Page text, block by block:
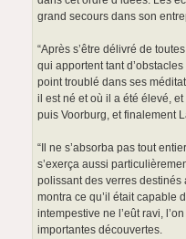
grand secours dans son
“Après s’être délivré de
qui apportent tant
point troublé dans ses
il est né et où il a été élevé,
puis Voorburg, et finalement
“Il ne s’absorba pas tout
s’exerça aussi
polissant des verres destinés
montra ce qu’il était capable
intempestive ne l’eût ravi,
importantes découvertes.